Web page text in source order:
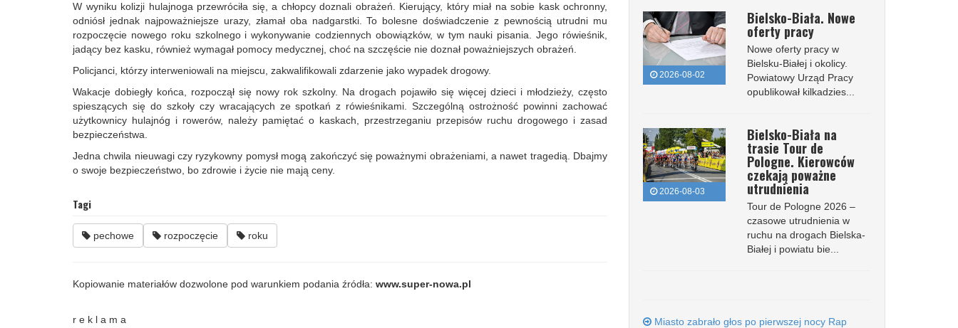
W wyniku kolizji hulajnoga przewróciła się, a chłopcy doznali obrażeń. Kierujący, który miał na sobie kask ochronny,
odniósł jednak najpoważniejsze urazy, złamał oba nadgarstki. To bolesne doświadczenie z pewnością utrudni mu
rozpoczęcie nowego roku szkolnego i wykonywanie codziennych obowiązków, w tym nauki pisania. Jego rówieśnik,
jadący bez kasku, również wymagał pomocy medycznej, choć na szczęście nie doznał poważniejszych obrażeń.
Policjanci, którzy interweniowali na miejscu, zakwalifikowali zdarzenie jako wypadek drogowy.
Wakacje dobiegły końca, rozpoczął się nowy rok szkolny. Na drogach pojawiło się więcej dzieci i młodzieży, często
spieszących się do szkoły czy wracających ze spotkań z rówieśnikami. Szczególną ostrożność powinni zachować
użytkownicy hulajnóg i rowerów, należy pamiętać o kaskach, przestrzeganiu przepisów ruchu drogowego i zasad
bezpieczeństwa.
Jedna chwila nieuwagi czy ryzykowny pomysł mogą zakończyć się poważnymi obrażeniami, a nawet tragedią. Dbajmy
o swoje bezpieczeństwo, bo zdrowie i życie nie mają ceny.
Tagi
pechowe rozpoczęcie roku
Kopiowanie materiałów dozwolone pod warunkiem podania źródła: www.super-nowa.pl
r e k l a m a
2026-08-02
Bielsko-Biała. Nowe
oferty pracy
Nowe oferty pracy w
Bielsku-Białej i okolicy.
Powiatowy Urząd Pracy
opublikował kilkadzies...
2026-08-03
Bielsko-Biała na
trasie Tour de
Pologne. Kierowców
czekają poważne
utrudnienia
Tour de Pologne 2026 –
czasowe utrudnienia w
ruchu na drogach Bielska-
Białej i powiatu bie...
Miasto zabrało głos po pierwszej nocy Rap